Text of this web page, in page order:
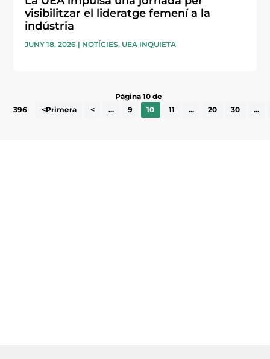
visibilitzar el lideratge femení a la
indústria
JUNY 18, 2026 | NOTÍCIES, UEA INQUIETA
Pàgina 10 de
396
<Primera < ... 9 10 11 ... 20 30 ...